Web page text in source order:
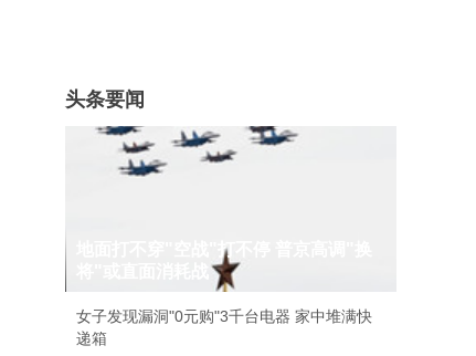
头条要闻
地面打不穿"空战"打不停 普京高调"换
女子发现漏洞"0元购"3千台电器 家中堆满快
递箱